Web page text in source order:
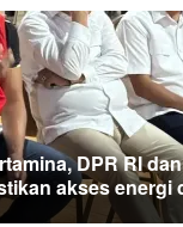
DPR RI dan
akses energi